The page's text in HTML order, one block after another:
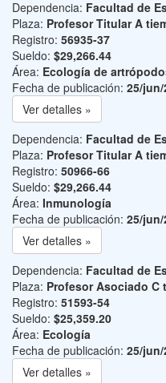
Dependencia: Facultad de
Plaza: Profesor Titular A
Registro: 56935-37
Sueldo: $29,266.44
Área: Ecología de
Fecha de publicación: 25/jun/
Ver detalles »
Dependencia: Facultad de
Plaza: Profesor Titular A
Registro: 50966-66
Sueldo: $29,266.44
Área: Inmunología
Fecha de publicación: 25/jun/
Ver detalles »
Dependencia: Facultad de
Plaza: Profesor Asociado C
Registro: 51593-54
Sueldo: $25,359.20
Área: Ecología
Fecha de publicación: 25/jun/
Ver detalles »